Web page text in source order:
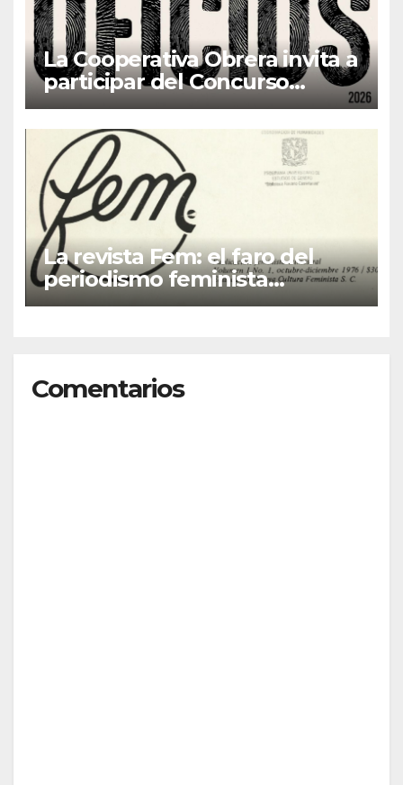
La Cooperativa Obrera invita a
participar del Concurso
Fotográfico “Oficios”
La revista Fem: el faro del
periodismo feminista
latinoamericano
Comentarios